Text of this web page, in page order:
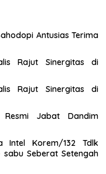
Antusias Terima
Rajut Sinergitas di
Rajut Sinergitas di
Jabat Dandim
Intel Korem/132 Tdlk
Seberat Setengah